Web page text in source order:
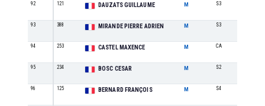
92 121 DAUZATS GUILLAUME M S3
93 388 MIRANDE PIERRE ADRIEN M S3
94 253 CASTEL MAXENCE M CA
95 234 BOSC CESAR M S2
96 125 BERNARD FRANÇOIS M S4